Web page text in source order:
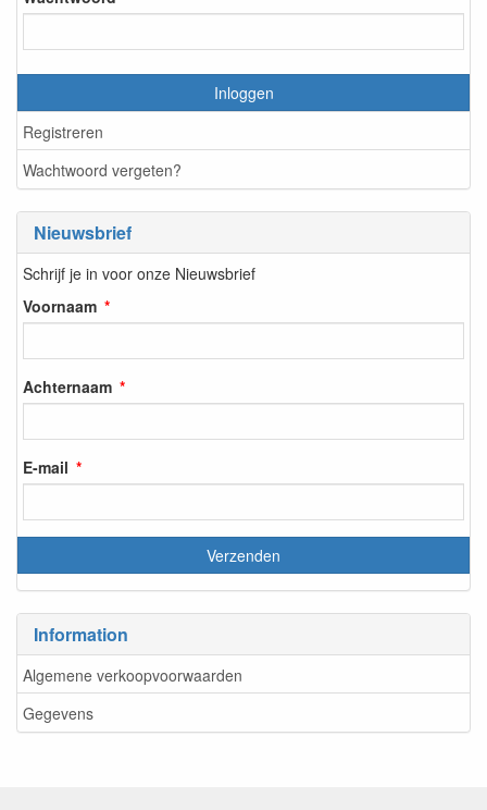
Inloggen
Registreren
Wachtwoord vergeten?
Nieuwsbrief
Schrijf je in voor onze Nieuwsbrief
Voornaam
Achternaam
E-mail
Information
Algemene verkoopvoorwaarden
Gegevens